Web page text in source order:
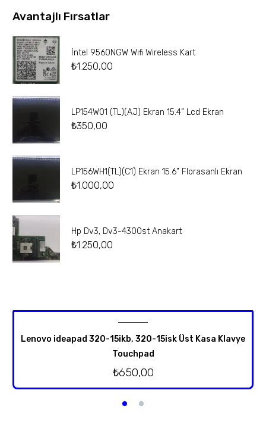
Avantajlı Fırsatlar
İntel 9560NGW Wifi Wireless Kart
₺1.250,00
LP154W01 (TL)(AJ) Ekran 15.4” Lcd Ekran
₺350,00
LP156WH1(TL)(C1) Ekran 15.6” Florasanlı Ekran
₺1.000,00
Hp Dv3, Dv3-4300st Anakart
₺1.250,00
Lenovo ideapad 320-15ikb, 320-15isk Üst Kasa Klavye
Touchpad
₺650,00